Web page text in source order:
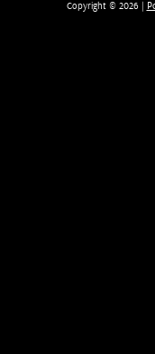
Copyright © 2026 |